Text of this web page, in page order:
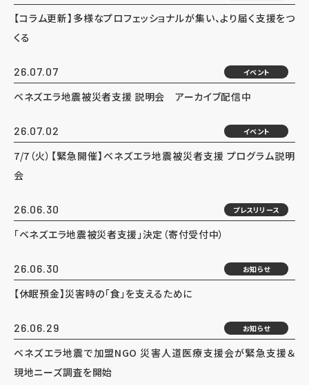
【コラム更新】多様なプロフェッショナルが集い、より届く支援をつ
くる
26.07.07 イベント
ベネズエラ地震被災者支援 説明会 アーカイブ配信中
26.07.02 イベント
7/7（火）【緊急開催】ベネズエラ地震被災者支援 プログラム説明
会
26.06.30 プレスリリース
「ベネズエラ地震被災者支援」決定（寄付受付中）
26.06.30 お知らせ
【休眠預金】災害時の「食」を支えるために
26.06.29 お知らせ
ベネズエラ地震で加盟NGO 災害人道医療支援会が緊急支援＆
現地ニーズ調査を開始